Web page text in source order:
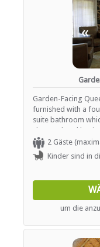
«
Garden-Facing
furnished with a
suite bathroom
shower, hand
fridge and log
Spacious
Ardmore
and coffee making
(firewood is
bathroom
and tea making
internet in room,
2 Gäste
Kinder sind in
um die